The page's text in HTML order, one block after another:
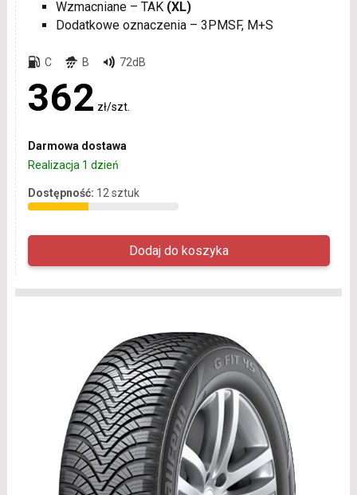
Wzmacniane – TAK (XL)
Dodatkowe oznaczenia – 3PMSF, M+S
C B 72dB
362 zł/szt.
Darmowa dostawa
Realizacja 1 dzień
Dostępność: 12 sztuk